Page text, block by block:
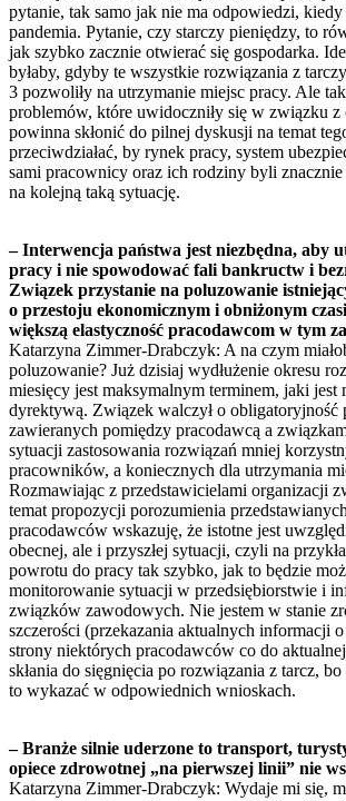
pytanie, tak samo jak nie ma odpowiedzi,
pandemia. Pytanie, czy starczy pieniędzy, to
jak szybko zacznie otwierać się gospodarka.
byłaby, gdyby te wszystkie rozwiązania z
3 pozwoliły na utrzymanie miejsc pracy. Ale
problemów, które uwidoczniły się w związku z
powinna skłonić do pilnej dyskusji na temat
przeciwdziałać, by rynek pracy, system
sami pracownicy oraz ich rodziny byli
na kolejną taką sytuację.
– Interwencja państwa jest niezbędna, aby
pracy i nie spowodować fali bankructw i
Związek przystanie na poluzowanie
o przestoju ekonomicznym i obniżonym
większą elastyczność pracodawcom w tym
Katarzyna Zimmer-Drabczyk: A na czym
poluzowanie? Już dzisiaj wydłużenie okresu
miesięcy jest maksymalnym terminem, jaki
dyrektywą. Związek walczył o obligatoryjność
zawieranych pomiędzy pracodawcą a
sytuacji zastosowania rozwiązań mniej
pracowników, a koniecznych dla utrzymania
Rozmawiając z przedstawicielami organizacji
temat propozycji porozumienia
pracodawców wskazuję, że istotne jest
obecnej, ale i przyszłej sytuacji, czyli na
powrotu do pracy tak szybko, jak to będzie
monitorowanie sytuacji w przedsiębiorstwie i
związków zawodowych. Nie jestem w stanie
szczerości (przekazania aktualnych informacji
strony niektórych pracodawców co do
skłania do sięgnięcia po rozwiązania z tarcz,
to wykazać w odpowiednich wnioskach.
– Branże silnie uderzone to transport,
opiece zdrowotnej „na pierwszej linii” nie
Katarzyna Zimmer-Drabczyk: Wydaje mi się,